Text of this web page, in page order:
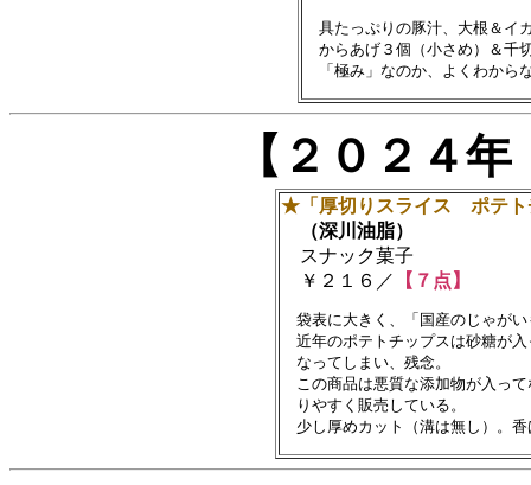
具たっぷりの豚汁、大根＆イ
からあげ３個（小さめ）＆千
【２０２４
★「厚切りスライス ポテト
（深川油脂）
スナック菓子
￥２１６／ 【７点】
袋表に大きく、「国産のじゃが
近年のポテトチップスは砂糖が
なってしまい、残念。
この商品は悪質な添加物が入っ
りやすく販売している。